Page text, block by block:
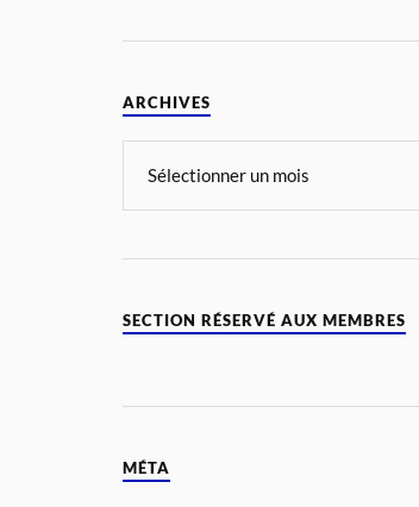
ARCHIVES
SECTION RÉSERVÉ AUX MEMBRES
MÉTA